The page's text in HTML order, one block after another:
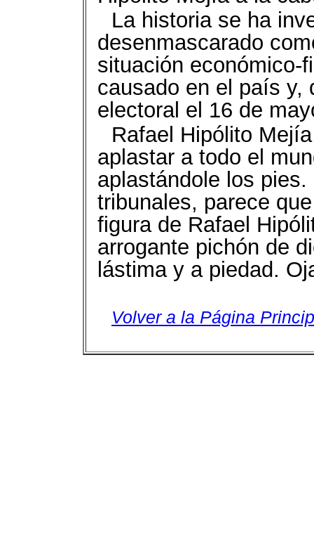
La historia se ha
desenmascarado
situación económico-
causado en el país y,
electoral el 16 de
Rafael Hipólito
aplastar a todo el
aplastándole los
tribunales, parece
figura de Rafael
arrogante pichón de
lástima y a piedad.
Volver a la Página